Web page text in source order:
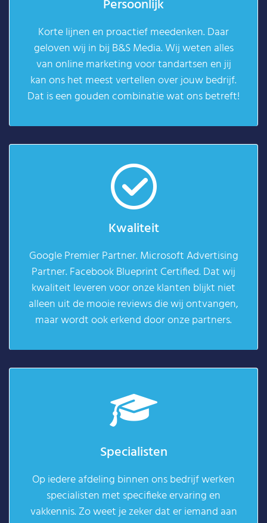
Persoonlijk
Korte lijnen en proactief meedenken. Daar
geloven wij in bij B&S Media. Wij weten alles
van online marketing voor tandartsen en jij
kan ons het meest vertellen over jouw bedrijf.
Dat is een gouden combinatie wat ons betreft!
Kwaliteit
Google Premier Partner. Microsoft Advertising
Partner. Facebook Blueprint Certified. Dat wij
kwaliteit leveren voor onze klanten blijkt niet
alleen uit de mooie reviews die wij ontvangen,
maar wordt ook erkend door onze partners.
Specialisten
Op iedere afdeling binnen ons bedrijf werken
specialisten met specifieke ervaring en
vakkennis. Zo weet je zeker dat er iemand aan